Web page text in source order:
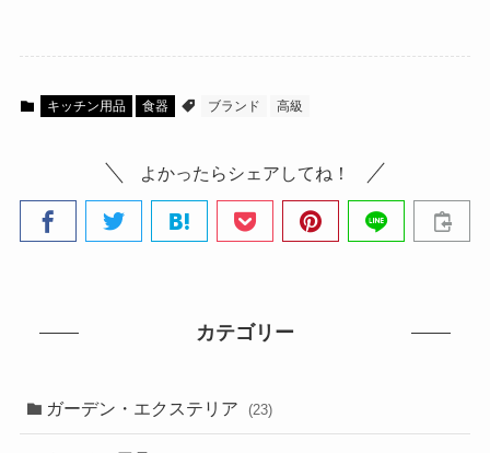
キッチン用品 食器 ブランド 高級
よかったらシェアしてね！
カテゴリー
ガーデン・エクステリア (23)